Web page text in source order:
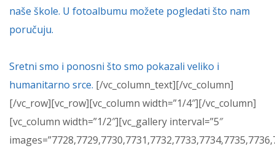
naše škole. U fotoalbumu možete pogledati što nam
poručuju.
Sretni smo i ponosni što smo pokazali veliko i
humanitarno srce. [/vc_column_text][/vc_column]
[/vc_row][vc_row][vc_column width=”1/4″][/vc_column]
[vc_column width=”1/2″][vc_gallery interval=”5″